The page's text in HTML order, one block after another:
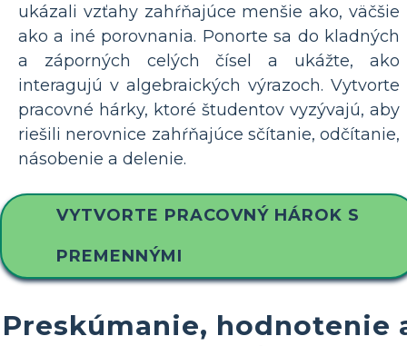
ukázali vzťahy zahŕňajúce menšie ako, väčšie
ako a iné porovnania. Ponorte sa do kladných
a záporných celých čísel a ukážte, ako
interagujú v algebraických výrazoch. Vytvorte
pracovné hárky, ktoré študentov vyzývajú, aby
riešili nerovnice zahŕňajúce sčítanie, odčítanie,
násobenie a delenie.
VYTVORTE PRACOVNÝ HÁROK S
PREMENNÝMI
Preskúmanie, hodnotenie